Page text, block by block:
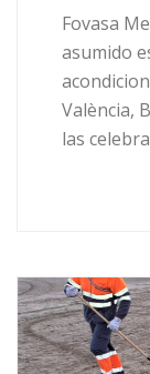
Fovasa
asumido
València,
las